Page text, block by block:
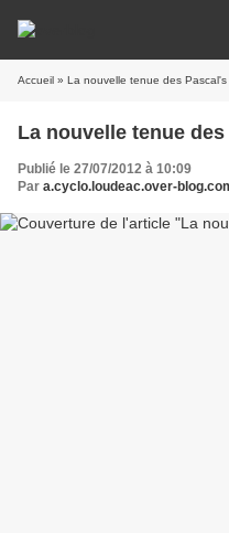
Accueil » La nouvelle tenue des Pascal's
La nouvelle tenue
Publié le 27/07/2012 à 10:09
Par a.cyclo.loudeac.over-